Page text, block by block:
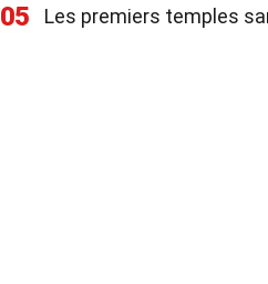
05 Les premiers temples